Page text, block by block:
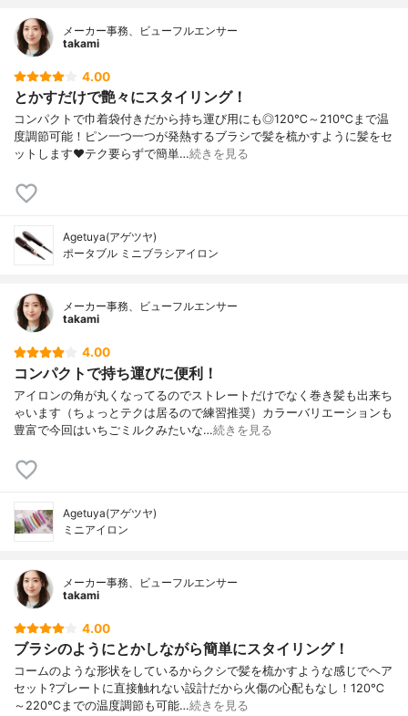
メーカー事務、ビューフルエンサー
takami
4.00
とかすだけで艶々にスタイリング！
コンパクトで巾着袋付きだから持ち運び用にも◎120℃～210℃まで温
度調節可能！ピン一つ一つが発熱するブラシで髪を梳かすように髪をセ
ットします❤テク要らずで簡単…続きを見る
Agetuya(アゲツヤ)
ポータブル ミニブラシアイロン
メーカー事務、ビューフルエンサー
takami
4.00
コンパクトで持ち運びに便利！
アイロンの角が丸くなってるのでストレートだけでなく巻き髪も出来ち
ゃいます（ちょっとテクは居るので練習推奨）カラーバリエーションも
豊富で今回はいちごミルクみたいな…続きを見る
Agetuya(アゲツヤ)
ミニアイロン
メーカー事務、ビューフルエンサー
takami
4.00
ブラシのようにとかしながら簡単にスタイリング！
コームのような形状をしているからクシで髪を梳かすような感じでヘア
セット?プレートに直接触れない設計だから火傷の心配もなし！120℃
～220℃までの温度調節も可能…続きを見る